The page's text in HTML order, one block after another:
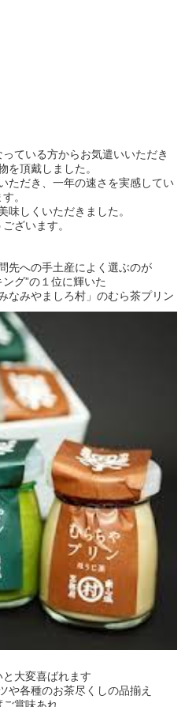
ている方からお気遣いいただき
を頂戴しました。
ただき、一年の速さを実感してい
す。
味しくいただきました。
ざいます。
先への手土産によく選ぶのが
グ”の１位に輝いた
なみやましろ村」のむら茶プリン
と大変喜ばれます
や各種のお茶尽くしの品揃え